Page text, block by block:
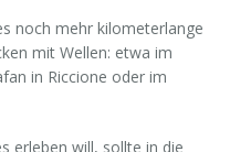
noch mehr kilometerlange
mit Wellen: etwa im
in Riccione oder im
erleben will, sollte in die